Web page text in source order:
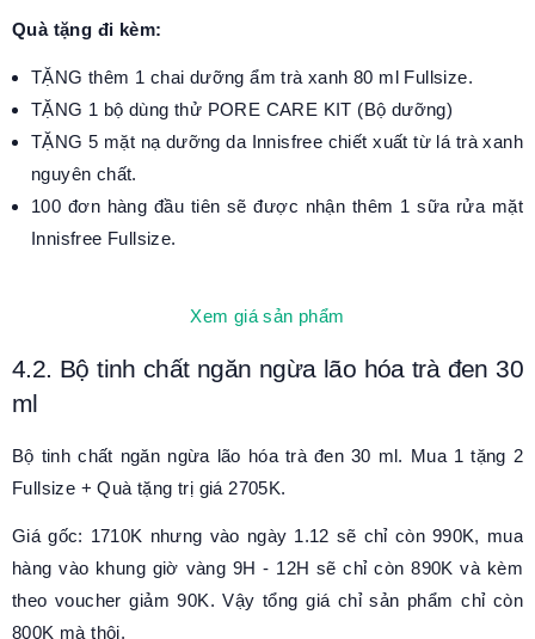
Quà tặng đi kèm:
TẶNG thêm 1 chai dưỡng ẩm trà xanh 80 ml Fullsize.
TẶNG 1 bộ dùng thử PORE CARE KIT (Bộ dưỡng)
TẶNG 5 mặt nạ dưỡng da Innisfree chiết xuất từ lá trà xanh
nguyên chất.
100 đơn hàng đầu tiên sẽ được nhận thêm 1 sữa rửa mặt
Innisfree Fullsize.
Xem giá sản phẩm
4.2. Bộ tinh chất ngăn ngừa lão hóa trà đen 30
ml
Bộ tinh chất ngăn ngừa lão hóa trà đen 30 ml. Mua 1 tặng 2
Fullsize + Quà tặng trị giá 2705K.
Giá gốc: 1710K nhưng vào ngày 1.12 sẽ chỉ còn 990K, mua
hàng vào khung giờ vàng 9H - 12H sẽ chỉ còn 890K và kèm
theo voucher giảm 90K. Vậy tổng giá chỉ sản phẩm chỉ còn
800K mà thôi.